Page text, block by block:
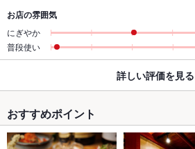
お店の雰囲気
にぎやか
普段使い
詳しい評価を見る
おすすめポイント